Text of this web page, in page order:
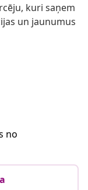
kuri saņem
un jaunumus
no